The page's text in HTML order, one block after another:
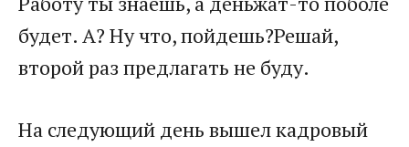
будет. А? Ну что, пойдешь?Решай,
второй раз предлагать не буду.
На следующий день вышел кадровый